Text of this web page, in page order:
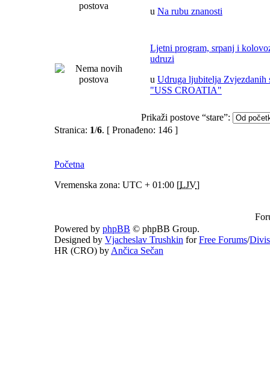
u Na rubu znanosti
Ljetni program, srpanj i
udruzi
u Udruga ljubitelja Zvjezdanih
"USS CROATIA"
Prikaži postove “stare”:
Stranica: 1/6. [ Pronađeno: 146 ]
Početna
Vremenska zona: UTC + 01:00 [LJV]
Powered by phpBB © phpBB Group.
Designed by Vjacheslav Trushkin forFree Forums/
HR (CRO) by Ančica Sečan